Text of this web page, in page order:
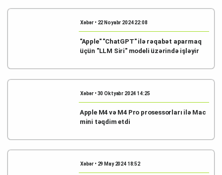
Xəbər • 22 Noyabr 2024 22:08
"Apple" "ChatGPT" ilə rəqabət aparmaq
üçün "LLM Siri" modeli üzərində işləyir
Xəbər • 30 Oktyabr 2024 14:25
Apple M4 və M4 Pro prosessorları ilə Mac
mini təqdim etdi
Xəbər • 29 May 2024 18:52